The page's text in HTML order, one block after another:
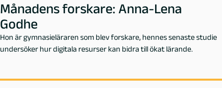
Månadens forskare: Anna-Lena
Godhe
Hon är gymnasieläraren som blev forskare, hennes senaste studie
undersöker hur digitala resurser kan bidra till ökat lärande.